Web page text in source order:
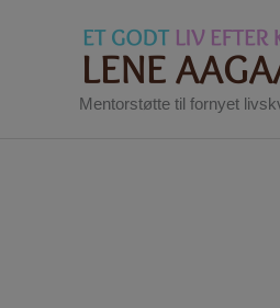
indholdetMentorstøtte til fornyet